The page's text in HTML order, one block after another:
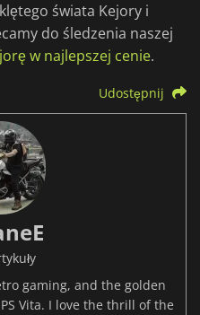
świata Kejory i
do śledzenia naszej
w najlepszej cenie.
Udostępnij
gaming, and the golden
Vita. I love the thrill of the